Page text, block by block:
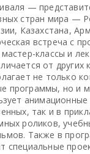
—
стран мира —
Казахстана,
встреча с
классы и
от других
не только
программы, но и
так и в
роликов,
Также в
специальные